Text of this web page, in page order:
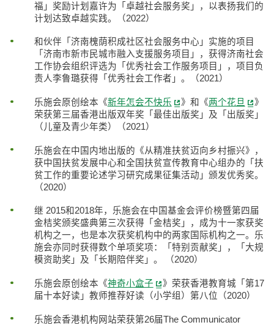
福」奖励计划嘉许为「卓越社会服务奖」，以表扬我们的
计划达致卓越实践。（2022）
和伙伴「济南槐荫积成社区社会服务中心」实施的项目
「济南市新市民城市融入支援服务项目」，获得济南社会
工作协会组织评选为「优秀社会工作服务项目」，项目负
责人李鲁璐获得「优秀社会工作者」。（2021）
乐施会原创绘本《新年怎会不快乐 》和《两个花旦
》
荣获第三届香港出版双年奖「最佳出版奖」及「出版奖」
（儿童及青少年类）（2021）
乐施会在中国内地出版的《从精准扶贫迈向乡村振兴》，
获中国扶贫发展中心和全国扶贫宣传教育中心组办的「扶
贫工作的重要论述学习研究成果征集活动」颁发优秀奖。
（2020）
继 2015和2018年，乐施会在中国基金会评价榜暨第四届
金桔奖颁奖盛典第三次获得「金桔奖」，成为十一家获奖
机构之一，也是本次获奖机构中的两家国际机构之一。乐
施会亦同时获得数个单项奖项：「特别贡献奖」，「大规
模资助奖」及「长期陪伴奖」。 （2020）
乐施会原创绘本《神奇小盒子
》荣获香港教育城「第17
届十本好读」教师推荐好读（小学组）第八位（2020）
乐施会香港机构网站荣获第26届The Communicator